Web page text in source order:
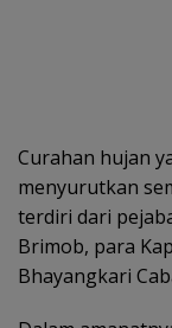
Curahan hujan
menyurutkan
terdiri dari
Brimob, para
Bhayangkari